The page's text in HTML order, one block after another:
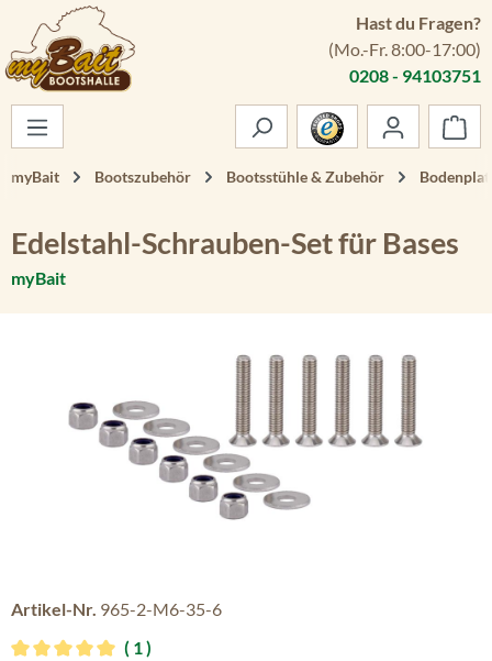
Zum Hauptinhalt springen
Hast du Fragen?
(Mo.-Fr. 8:00-17:00)
0208 - 94103751
myBait Bootszubehör Bootsstühle & Zubehör
Edelstahl-Schrauben-Set für Bases
myBait
Artikel-Nr. 965-2-M6-35-6
1